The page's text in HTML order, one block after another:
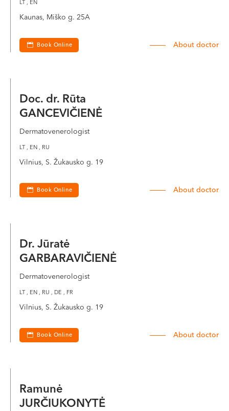
VI, VII --
LT , EN
Kaunas, Miško g. 25A
Book Online About doctor
Doc. dr. Rūta
GANCEVIČIENĖ
Dermatovenerologist
LT , EN , RU
Vilnius, S. Žukausko g. 19
Book Online About doctor
Dr. Jūratė
GARBARAVIČIENĖ
Dermatovenerologist
LT , EN , RU , DE , FR
Vilnius, S. Žukausko g. 19
Book Online About doctor
Ramunė
JURČIUKONYTĖ